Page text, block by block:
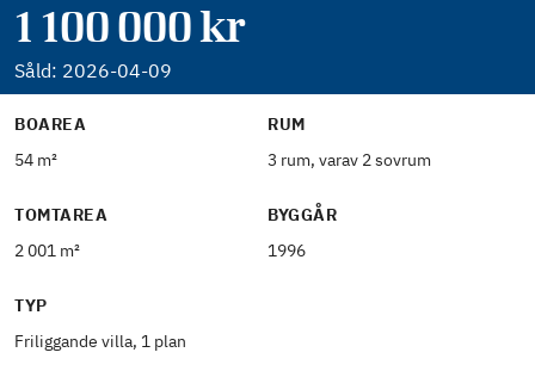
1 100 000 kr
Såld: 2026-04-09
BOAREA
54 m²
RUM
3 rum, varav 2 sovrum
TOMTAREA
2 001 m²
BYGGÅR
1996
TYP
Friliggande villa, 1 plan